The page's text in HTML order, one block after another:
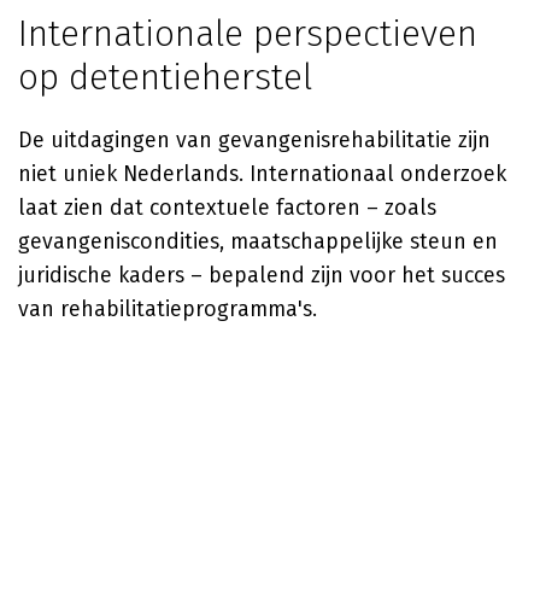
Internationale perspectieven
op detentieherstel
De uitdagingen van gevangenisrehabilitatie zijn
niet uniek Nederlands. Internationaal onderzoek
laat zien dat contextuele factoren – zoals
gevangeniscondities, maatschappelijke steun en
juridische kaders – bepalend zijn voor het succes
van rehabilitatieprogramma's.